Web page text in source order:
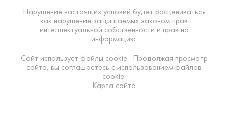
Нарушение настоящих условий будет расцениваться
как нарушение защищаемых законом прав
интеллектуальной собственности и прав на
информацию.
Сайт использует файлы cookie . Продолжая просмотр
сайта, вы соглашаетесь с использованием файлов
cookie.
Карта сайта